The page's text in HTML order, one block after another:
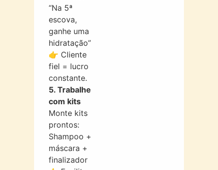
“Na 5ª
escova,
ganhe uma
hidratação”
👉 Cliente
fiel = lucro
constante.
5. Trabalhe
com kits
Monte kits
prontos:
Shampoo +
máscara +
finalizador